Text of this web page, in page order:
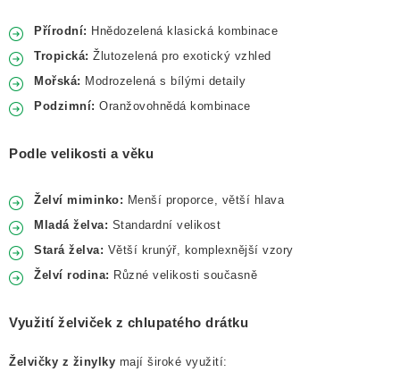
Přírodní: Hnědozelená klasická kombinace
Tropická: Žlutozelená pro exotický vzhled
Mořská: Modrozelená s bílými detaily
Podzimní: Oranžovohnědá kombinace
Podle velikosti a věku
Želví miminko: Menší proporce, větší hlava
Mladá želva: Standardní velikost
Stará želva: Větší krunýř, komplexnější vzory
Želví rodina: Různé velikosti současně
Využití želviček z chlupatého drátku
Želvičky z žinylky mají široké využití: